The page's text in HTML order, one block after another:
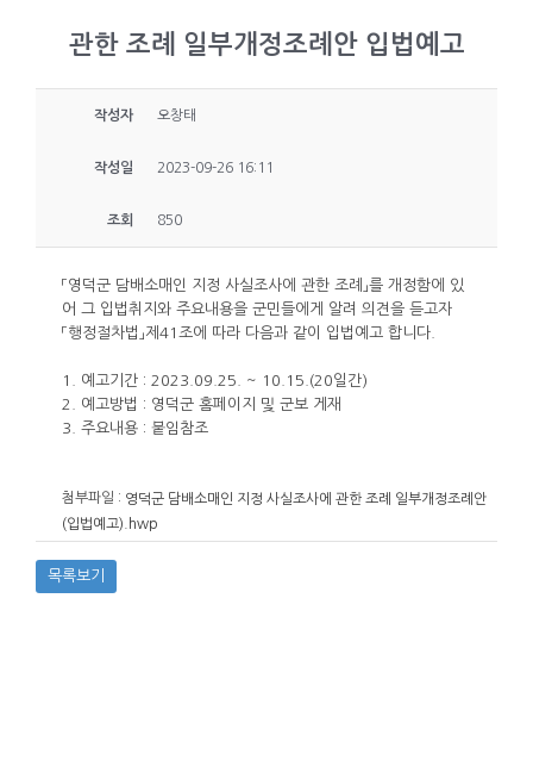
관한 조례 일부개정조례안 입법예고
작성자 오창태
작성일 2023-09-26 16:11
조회 850
「영덕군 담배소매인 지정 사실조사에 관한 조례」를 개정함에 있
어 그 입법취지와 주요내용을 군민들에게 알려 의견을 듣고자
「행정절차법」제41조에 따라 다음과 같이 입법예고 합니다.
1. 예고기간 : 2023.09.25. ~ 10.15.(20일간)
2. 예고방법 : 영덕군 홈페이지 및 군보 게재
3. 주요내용 : 붙임참조
첨부파일 : 영덕군 담배소매인 지정 사실조사에 관한 조례 일부개정조례안
(입법예고).hwp
목록보기